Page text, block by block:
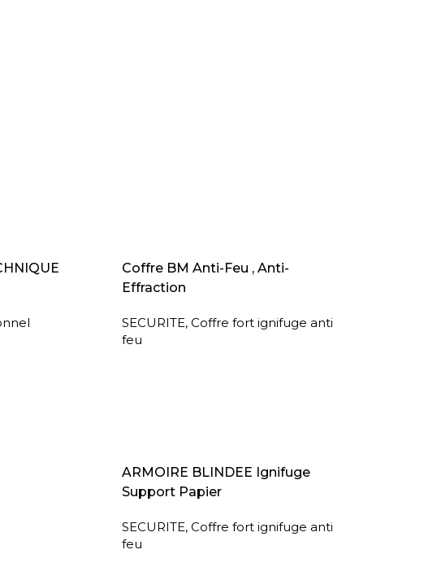
AJOUTER AU PANIER
Coffre BM Anti-Feu , Anti-
Effraction
SECURITE, Coffre fort ignifuge anti
feu
LIRE LA SUITE
ARMOIRE BLINDEE Ignifuge
Support Papier
SECURITE, Coffre fort ignifuge anti
feu